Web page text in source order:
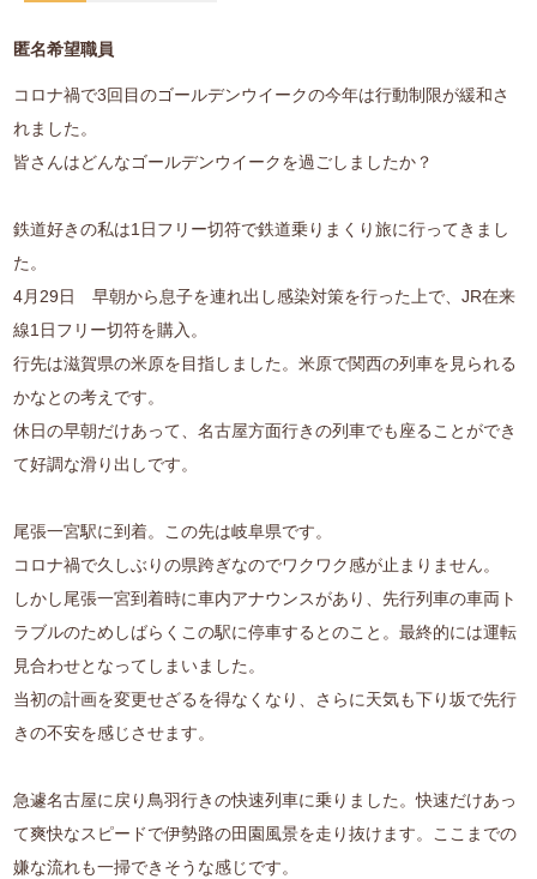
匿名希望職員
コロナ禍で3回目のゴールデンウイークの今年は行動制限が緩和さ
れました。
皆さんはどんなゴールデンウイークを過ごしましたか？
鉄道好きの私は1日フリー切符で鉄道乗りまくり旅に行ってきまし
た。
4月29日 早朝から息子を連れ出し感染対策を行った上で、JR在来
線1日フリー切符を購入。
行先は滋賀県の米原を目指しました。米原で関西の列車を見られる
かなとの考えです。
休日の早朝だけあって、名古屋方面行きの列車でも座ることができ
て好調な滑り出しです。
尾張一宮駅に到着。この先は岐阜県です。
コロナ禍で久しぶりの県跨ぎなのでワクワク感が止まりません。
しかし尾張一宮到着時に車内アナウンスがあり、先行列車の車両ト
ラブルのためしばらくこの駅に停車するとのこと。最終的には運転
見合わせとなってしまいました。
当初の計画を変更せざるを得なくなり、さらに天気も下り坂で先行
きの不安を感じさせます。
急遽名古屋に戻り鳥羽行きの快速列車に乗りました。快速だけあっ
て爽快なスピードで伊勢路の田園風景を走り抜けます。ここまでの
嫌な流れも一掃できそうな感じです。